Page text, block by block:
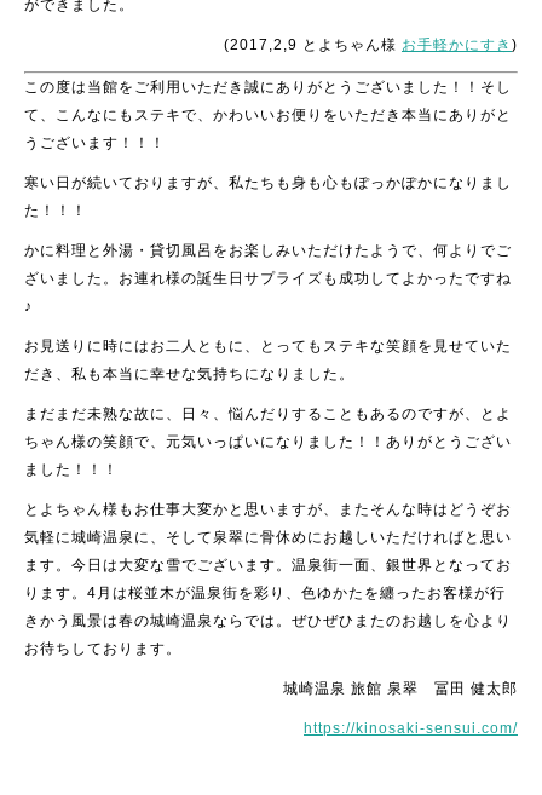
ができました。
(2017,2,9 とよちゃん様 お手軽かにすき )
この度は当館をご利用いただき誠にありがとうございました！！そし
て、こんなにもステキで、かわいいお便りをいただき本当にありがと
うございます！！！
寒い日が続いておりますが、私たちも身も心もぽっかぽかになりまし
た！！！
かに料理と外湯・貸切風呂をお楽しみいただけたようで、何よりでご
ざいました。お連れ様の誕生日サプライズも成功してよかったですね
♪
お見送りに時にはお二人ともに、とってもステキな笑顔を見せていた
だき、私も本当に幸せな気持ちになりました。
まだまだ未熟な故に、日々、悩んだりすることもあるのですが、とよ
ちゃん様の笑顔で、元気いっぱいになりました！！ありがとうござい
ました！！！
とよちゃん様もお仕事大変かと思いますが、またそんな時はどうぞお
気軽に城崎温泉に、そして泉翠に骨休めにお越しいただければと思い
ます。今日は大変な雪でございます。温泉街一面、銀世界となってお
ります。4月は桜並木が温泉街を彩り、色ゆかたを纏ったお客様が行
きかう風景は春の城崎温泉ならでは。ぜひぜひまたのお越しを心より
お待ちしております。
城崎温泉 旅館 泉翠 冨田 健太郎
https://kinosaki-sensui.com/